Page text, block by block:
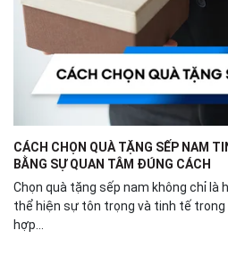
CÁCH CHỌN QUÀ TẶNG SẾP NAM
BẰNG SỰ QUAN TÂM ĐÚNG CÁCH
Chọn quà tặng sếp nam không chỉ là
thể hiện sự tôn trọng và tinh tế trong
hợp...